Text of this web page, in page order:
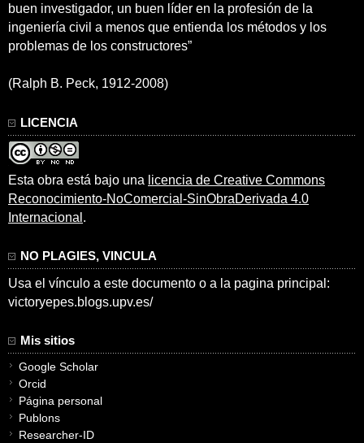
buen investigador, un buen líder en la profesión de la
ingeniería civil a menos que entienda los métodos y los
problemas de los constructores”
(Ralph B. Peck, 1912-2008)
LICENCIA
Esta obra está bajo una licencia de Creative Commons
Reconocimiento-NoComercial-SinObraDerivada 4.0
Internacional .
NO PLAGIES, VINCULA
Usa el vínculo a este documento o a la pagina principal:
victoryepes.blogs.upv.es/
Mis sitios
Google Scholar
Orcid
Página personal
Publons
Researcher-ID